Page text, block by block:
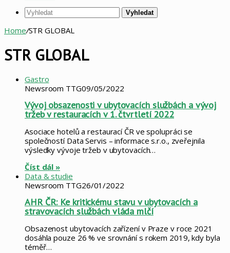
Vyhledat
Home/STR GLOBAL
STR GLOBAL
Gastro
Newsroom TTG09/05/2022
Vývoj obsazenosti v ubytovacích službách a vývoj
tržeb v restauracích v 1. čtvrtletí 2022
Asociace hotelů a restaurací ČR ve spolupráci se
společností Data Servis – informace s.r.o., zveřejnila
výsledky vývoje tržeb v ubytovacích…
Číst dál »
Data & studie
Newsroom TTG26/01/2022
AHR ČR: Ke kritickému stavu v ubytovacích a
stravovacích službách vláda mlčí
Obsazenost ubytovacích zařízení v Praze v roce 2021
dosáhla pouze 26 % ve srovnání s rokem 2019, kdy byla
téměř…